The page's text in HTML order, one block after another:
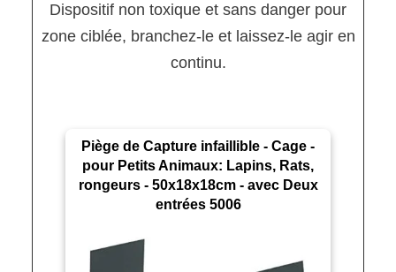
Dispositif non toxique et sans danger pour
zone ciblée, branchez-le et laissez-le agir en
continu.
Piège de Capture infaillible - Cage -
pour Petits Animaux: Lapins, Rats,
rongeurs - 50x18x18cm - avec Deux
entrées 5006